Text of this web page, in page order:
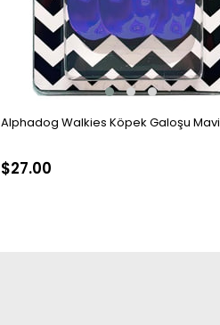
Alphadog Walkies Köpek Galoşu Mavi
$27.00